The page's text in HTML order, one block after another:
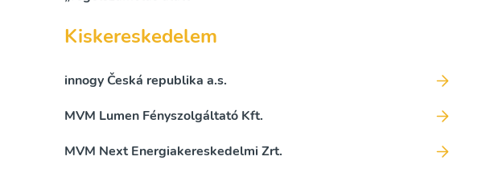
Kiskereskedelem
innogy Česká republika a.s.
MVM Lumen Fényszolgáltató Kft.
MVM Next Energiakereskedelmi Zrt.